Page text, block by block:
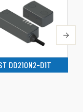
DD210N2-D1T